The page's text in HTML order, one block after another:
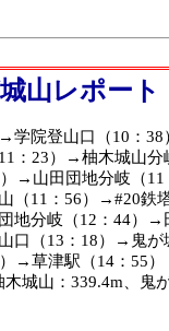
山レポート
学院登山口（10：
：23）→柚木城山分
→山田団地分岐（
（11：56）→#20鉄
地分岐（12：44）→
口（13：18）→鬼が
→草津駅（14：55）
城山：339.4m、鬼